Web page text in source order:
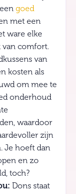
goed
met een
ware elke
comfort.
van
kosten als
om mee te
onderhoud
waardoor
zijn
Je hoeft dan
en zo
toch?
Dons staat